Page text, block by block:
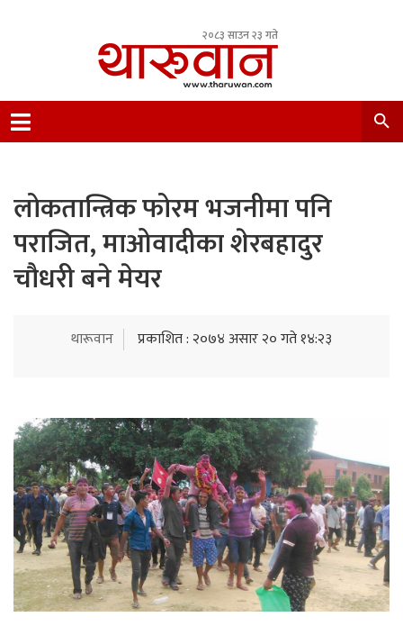
२०८३ साउन २३ गते
Nepal.
लोकतान्त्रिक फोरम भजनीमा पनि
पराजित, माओवादीका शेरबहादुर
चौधरी बने मेयर
थारूवान प्रकाशित : २०७४ असार २० गते १४:२३